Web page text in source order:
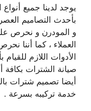
يوجد لدينا جميع
بأحدث التصاميم
و المودرن و نحرص
العملاء ، كما أننا
الأدوات اللازم
صيانة الشترات بكافة
أيضا تصميم شترات
خدمة تركيبه بسرعة .